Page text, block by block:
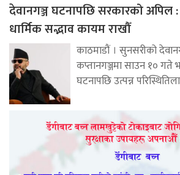
देवानगञ्ज घटनापछि सरकारको
धार्मिक सद्भाव कायम राखौँ
काठमाडौं । सुनसरीको
कप्तानगञ्जमा साउन १० गते
घटनापछि उत्पन्न